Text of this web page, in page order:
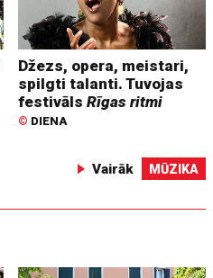
Džezs, opera, meistari,
spilgti talanti. Tuvojas
festivālsRīgas ritmi
© DIENA
Vairāk MŪZIKA